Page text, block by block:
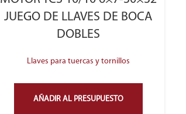
JUEGO DE LLAVES DE BOCA
DOBLES
Llaves para tuercas y tornillos
AÑADIR AL PRESUPUESTO